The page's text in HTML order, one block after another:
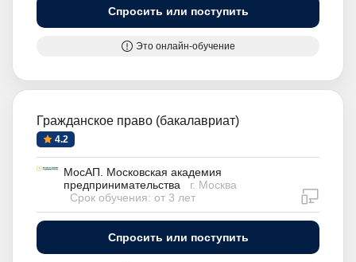
Спросить или поступить
Это онлайн-обучение
Гражданское право (бакалавриат)
4.2
МосАП. Московская академия
предпринимательства
г. Москва
Срок обучения: от 3 лет
Спросить или поступить